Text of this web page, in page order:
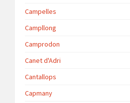
Campelles
Campllong
Camprodon
Canet d'Adri
Cantallops
Capmany